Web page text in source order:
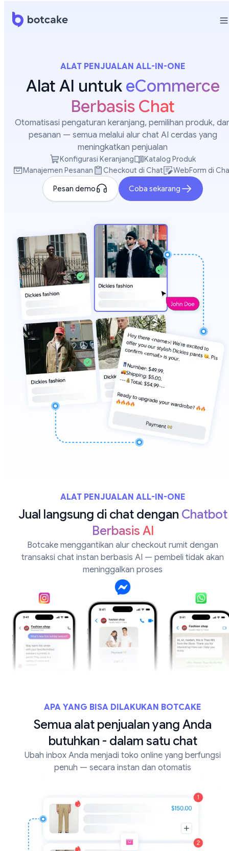
ALAT PENJUALAN ALL-IN-ONE
Alat AI untuk eCommerce
Berbasis Chat
Otomatisasi pengaturan keranjang, pemilihan produk,
pesanan — semua melalui alur chat AI cerdas yang
meningkatkan penjualan
Konfigurasi Keranjang
Katalog Produk
Manajemen Pesanan
Checkout di Chat
WebForm di
Pesan demo
Coba sekarang
ALAT PENJUALAN ALL-IN-ONE
Jual langsung di chat dengan Chatbot
Berbasis AI
Botcake menggantikan alur checkout rumit dengan
transaksi chat instan berbasis AI — pembeli tidak akan
meninggalkan proses
APA YANG BISA DILAKUKAN BOTCAKE
Semua alat penjualan yang Anda
butuhkan - dalam satu chat
Ubah inbox Anda menjadi toko online yang berfungsi
penuh — secara instan dan otomatis